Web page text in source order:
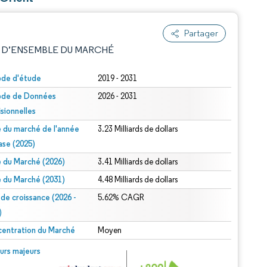
Partager
DU MARCHÉ
d'étude 2019 - 2031
de Données
2026 - 2031
du marché de l'année
(2025)
3.23 Milliards de dollars
du Marché (2026) 3.41 Milliards de dollars
du Marché (2031) 4.48 Milliards de dollars
croissance (2026 -
5.62% CAGR
du Marché Moyen
majeurs
© Mordor Intelligence. La réutilisation nécessite une attribution sous CC BY 4.0.
sous CC BY 4.0.